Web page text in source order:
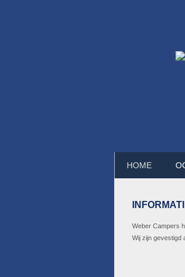
HOME
Weber Campers
Wij zijn gevestigd